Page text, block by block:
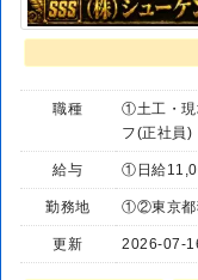
職種
①土工・現
フ(正社員)
給与 ①日給
勤務地 ①②東京都
更新 2026-07-